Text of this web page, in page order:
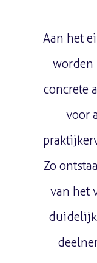
Aan het
worden
concrete
voor
Zo
van het